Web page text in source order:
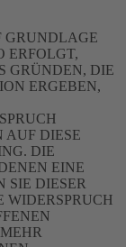
GRUNDLAGE
ERFOLGT,
GRÜNDEN, DIE
ERGEBEN,
AUF DIESE
DIE
EINE
SIE DIESER
WIDERSPRUCH